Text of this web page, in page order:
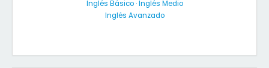
Inglés Básico · Inglés Medio
Inglés Avanzado